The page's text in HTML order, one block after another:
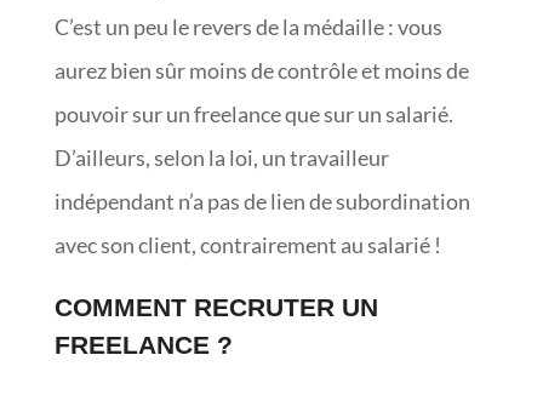
C’est un peu le revers de la médaille : vous
aurez bien sûr moins de contrôle et moins de
pouvoir sur un freelance que sur un salarié.
D’ailleurs, selon la loi, un travailleur
indépendant n’a pas de lien de subordination
avec son client, contrairement au salarié !
COMMENT RECRUTER UN
FREELANCE ?